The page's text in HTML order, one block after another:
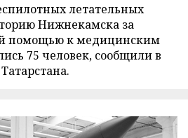
летательных
Нижнекамска за
помощью к медицинским
75 человек, сообщили в